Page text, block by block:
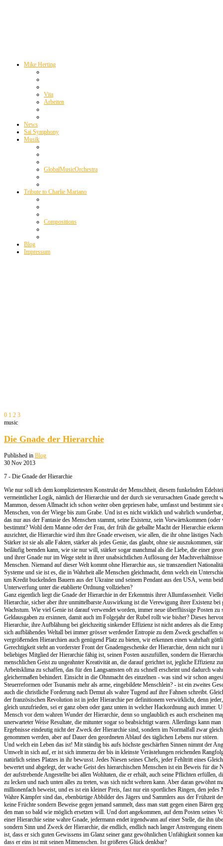
Mike Herting
Vita
Arbeiten
News
Sai Symphony
Musik
GlobalMusicOrchestra
Tribute to Charlie Mariano
Compositions
Blog
Impressum
0 1 2 3
music
Die Gnade der Hierarchie
Published in Blog
30 Nov 2013
7 - Die Gnade der Hierarchie
Wie nur soll ich dem kompliziertesten Konstrukt der Menschheit, diesem funkelnden
vermeintlicher Logik, nämlich der Hierarchie und der durch sie verursachten Gnade gerecht
Mammon, dessen Allmacht ich schon weiter oben gepriesen habe, umfasst und bestimmt sie
Menschen, von der Wiege bis zum Grabe. Und ist es nicht wirklich und wahrlich
das nur aus der Fantasie des Menschen stammt, seine Existenz, sein Vorwärtskommen
bestimmt? Wohl dem Manne oder der Frau, der früh die geballte Macht der Hierarchie
ausrichtet, die Hierarchie wird ihm ihre Gnade erweisen, wie allen, die ihr ohne lästiges
Stärker ist sie als alle Fakten, stärker als jedes Genie, das glaubt, ohne sie auszukommen,
beiläufig beenden kann, wie sie nur will, stärker sogar manchmal als die Liebe, die einer
und ihrer Gnade nur im Wege steht in ihrer unabsichtlichen Auflösung der
Menschen. Niemand auf dieser Welt kommt ohne Hierarchie aus, sie transzendiert
Systeme und sie ist es, die in Wahrheit alle Menschen gleichmacht, denn welch ein
um Kredit buckelnden Bauern aus der Ukraine und seinem Pendant aus den USA, wenn
Unterwerfung unter die etablierte Ordnung vollziehen?
Ganz eigentlich liegt die Gnade der Hierarchie in der Erkenntnis ihrer Allumfassenheit.
Hierarchie, sicher aber ihre unmittelbarste Auswirkung ist die Verewigung ihrer Existenz bei
Wachstum. Wie viel Genie ist darauf verwendet worden, immer neue überflüssige Posten zu
Geldausgaben zu ersinnen, damit auch im Folgejahr der Rubel rollt wie bisher? Dieses
Hierarchie, ihre Aufblähung bei gleichzeitig sinkender Effizienz ist nicht anderes als die
sich aufblähendes Weltall bei immer grösser werdender Entropie zu dem Zweck geschaffen
vergrößernden Hierarchien auch genügend Platz zu bieten, wir erkennen einen wahrhaft
Gerechtigkeit steht an vorderster Front der Gnadengeschenke der Hierarchie, denn nicht nur
beliebiges Mitglied der Hierarchie fähig ist, seinen Posten auszufüllen, sondern die
menschlichen Geist zu ungeahnter Kreativität an, die darauf gerichtet ist, jegliche Effizienz
Arbeitsklima zu schaffen, das für den Langsamsten oft zu schnell erscheint und dadurch
gleichermaßen behindert. Einsicht in die Ohnmacht des einzelnen - was sind wir schon
Steuerreformen oder Tsunamis mehr als arme, eingebildete Menschlein? - ist ein zweites
auch die christliche Forderung nach Demut als wahre Tugend auf ihre Fahnen schreibt.
der französischen Revolution ist in jeder Hierarchie per definitionem verwirklicht, denn
gleich unzufrieden, sei er ganz oben oder ganz unten in welcher Hackordnung auch immer.
Mensch vor dem wahren Wunder der Hierarchie, denn so unglaublich es auch erscheinen
unerwarteter Weise Resultate, die mitunter sogar so beabsichtigt waren. Allerdings kann
Ergebnisse eindeutig nicht der Zweck der Hierarchie sind, sondern im Normalfall zwar
genommen werden, aber auf Dauer den geordneten Ablauf des täglichen Lebens nur stören.
Und welch ein Leben das ist! Mit ständig bis aufs höchste geschärften Sinnen nimmt der
Umwelt in sich auf, er ist sich immerzu der bis in kleinste Verästelungen reichenden
natürlich seines Platzes in ihr bewusst. Jedes Niesen seines Chefs, jeder Fehltritt eines
bewertet und abgelegt, der wache Geist des hierarchischen Menschen ist ein Beweis für
der aufstrebende Angestellte bei allen Wohltaten, die er erhält, auch seine Pflichten erfüllen,
zu lecken und nach unten alles zu treten, was sich nicht wehren kann. Aber daran gewöhnt
millionenfach beweist, und es ist ein kleiner Preis, fast nur ein sportliches Ringen, den
Wahre Kämpfer sind das, ebenbürtige Abbilder des Jägers und Sammlers aus der Frühzeit
keine Früchte sondern Beweise gegen jemand sammelt, dass man statt gegen einen Bären
den man so bald wie möglich ersetzen will. Und dort angekommen, auf dem Posten seines
einer Hierarchie seine wahre Gnade, jedermann endet irgendwann auf einer Stelle, die ihn
sondern Sinn und Zweck der Hierarchie, die endlich, endlich nach langer Anstrengung
ist, dass er sich guten Gewissens im Glanz seiner ganz gewöhnlichen Unfähigkeit sonnen
dass er eins ist mit seinen Mitmenschen. Ist größeres Glück denkbar?